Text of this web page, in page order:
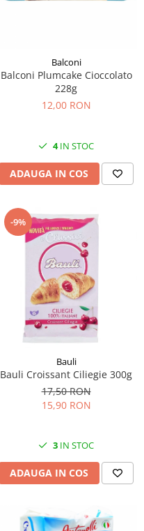
Balconi
Balconi Plumcake Cioccolato
228g
12,00 RON
4IN STOC
ADAUGA IN COS
-9%
Bauli
Bauli Croissant Ciliegie 300g
17,50 RON
15,90 RON
3 IN STOC
ADAUGA IN COS